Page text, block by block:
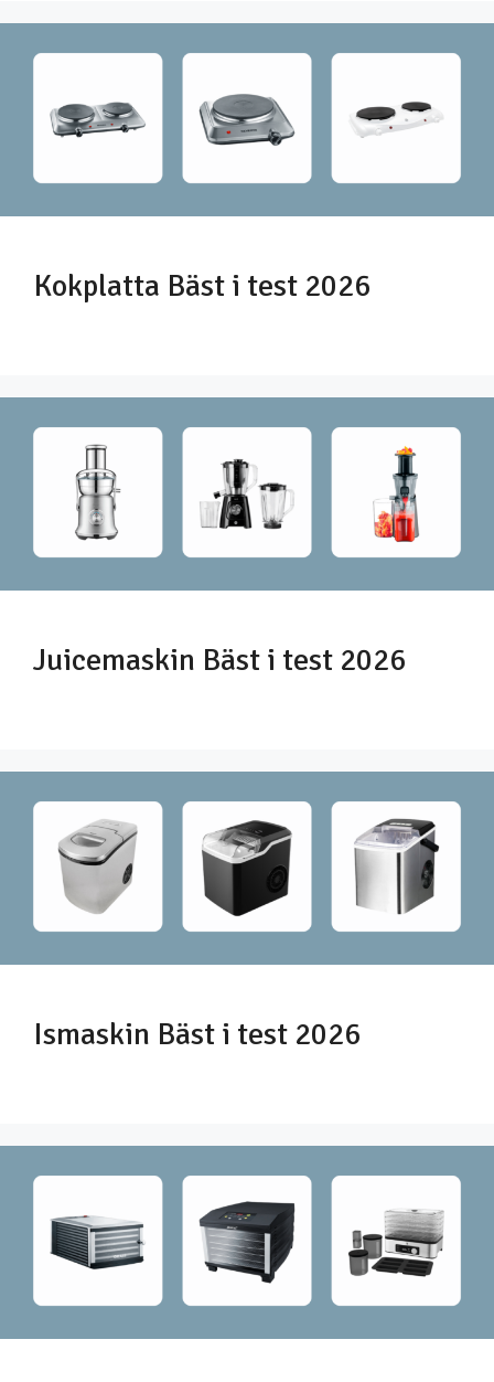
Kokplatta Bäst i test 2026
Juicemaskin Bäst i test 2026
Ismaskin Bäst i test 2026